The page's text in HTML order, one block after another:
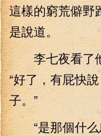
這樣的窮荒僻野
是說道。
李七夜看了他
“好了，有屁快
子。”
“是那個什么